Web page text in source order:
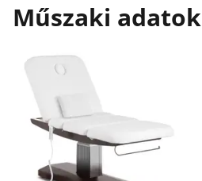
Műszaki adatok